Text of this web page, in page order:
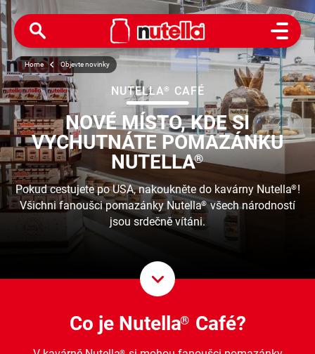
Open
Home Objevte novinky
NUTELLA® CAFÉ
NOVÉ MÍSTO, KDE SI
VYCHUTNÁTE POMAZÁNKU
NUTELLA®
Pokud cestujete po USA, nakoukněte do kavárny Nutella® !
Všichni fanoušci pomazánky Nutella®všech národností
jsou srdečně vítáni.
Scroll
Co je Nutella® Café?
®